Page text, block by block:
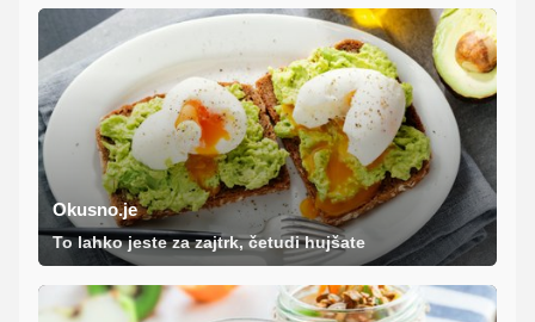
Okusno.je
To lahko jeste za zajtrk, četudi hujšate